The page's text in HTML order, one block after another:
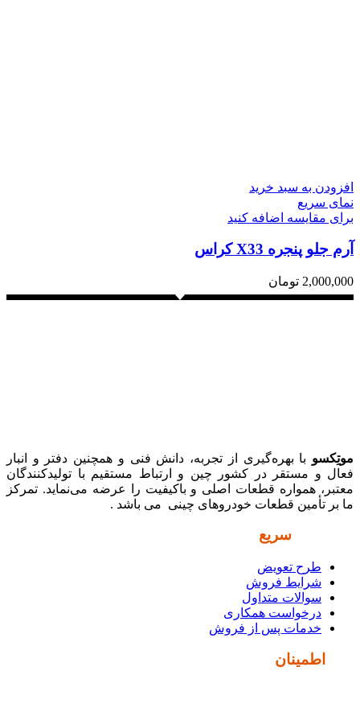
افزودن به سبد خرید
نمای سریع
برای مقایسه اضافه کنید
آرم جلو پنجره X33 کراس
2,000,000 تومان
موتِکسو با بهره‌گیری از تجربه، دانش فنی و همچنین دفتر و انبار
فعال و مستقر در کشور چین و ارتباط مستقیم با تولیدکنندگان
معتبر، همواره قطعات اصلی و باکیفیت را عرضه می‌نماید. تمرکز
ما بر تأمین قطعات خودروهای چینی می باشد .
سریع
طرح تعویض
شرایط فروش
سوالات متداول
درخواست همکاری
خدمات پس از فروش
اطمینان